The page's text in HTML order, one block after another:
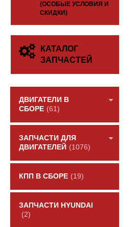
(ОСОБЫЕ УСЛОВИЯ И
СКИДКИ)
КАТАЛОГ
ЗАПЧАСТЕЙ
ДВИГАТЕЛИ В
СБОРЕ (61)
ЗАПЧАСТИ ДЛЯ
ДВИГАТЕЛЕЙ (1076)
КПП В СБОРЕ (19)
ЗАПЧАСТИ HYUNDAI
(2)